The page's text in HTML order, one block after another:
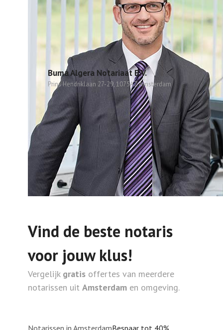
Buma Algera Notariaat B.V.
Prins Hendriklaan 27-29, 1075AZ Amsterdam
Vind de beste notaris
voor jouw klus!
Vergelijk gratis offertes van meerdere
notarissen uit Amsterdam en omgeving.
Notarissen in AmsterdamBespaar tot 40%